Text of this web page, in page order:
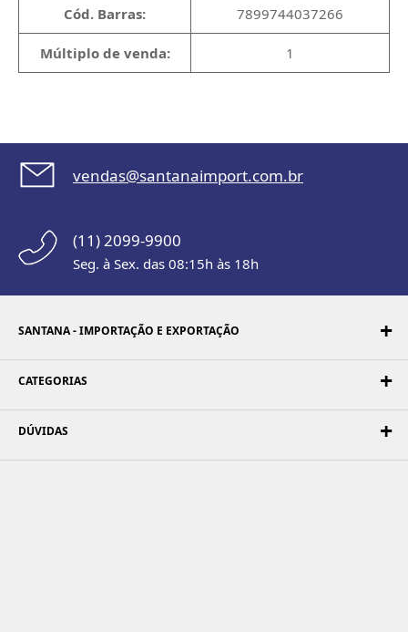
Cód. Barras: 7899744037266
Múltiplo de venda: 1
vendas@santanaimport.com.br
(11) 2099-9900
Seg. à Sex. das 08:15h às 18h
SANTANA - IMPORTAÇÃO E EXPORTAÇÃO
CATEGORIAS
DÚVIDAS